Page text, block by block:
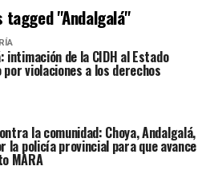
tagged "Andalgalá"
intimación de la CIDH al Estado
violaciones a los derechos
la comunidad: Choya, Andalgalá,
la policía provincial para que avance
MARA